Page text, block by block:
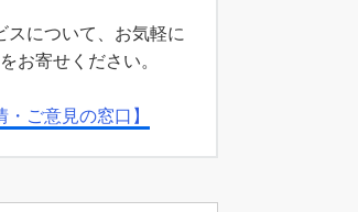
スについて、お気軽に
お寄せください。
・ご意見の窓口】